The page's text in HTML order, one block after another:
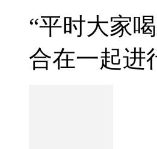
“平时大家
合在一起进